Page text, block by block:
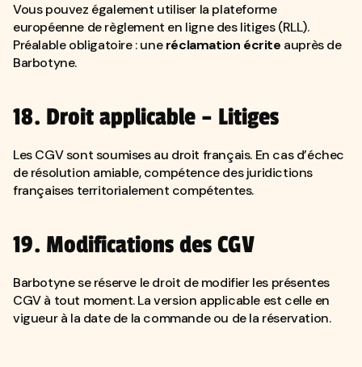
Vous pouvez également utiliser la plateforme
européenne de règlement en ligne des litiges (RLL).
Préalable obligatoire : uneréclamation écrite auprès de
Barbotyne.
18. Droit applicable – Litiges
Les CGV sont soumises au droit français. En cas d’échec
de résolution amiable, compétence des juridictions
françaises territorialement compétentes.
19. Modifications des CGV
Barbotyne se réserve le droit de modifier les présentes
CGV à tout moment. La version applicable est celle en
vigueur à la date de la commande ou de la réservation.